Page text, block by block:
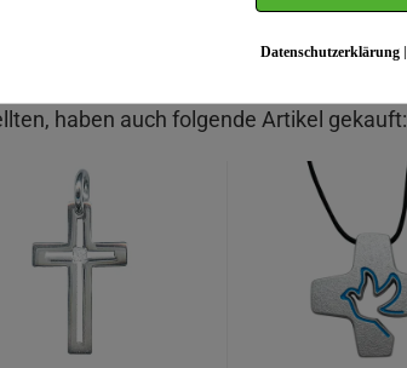
haben auch folgende Artikel gekauft:
Datenschutzerklärung|